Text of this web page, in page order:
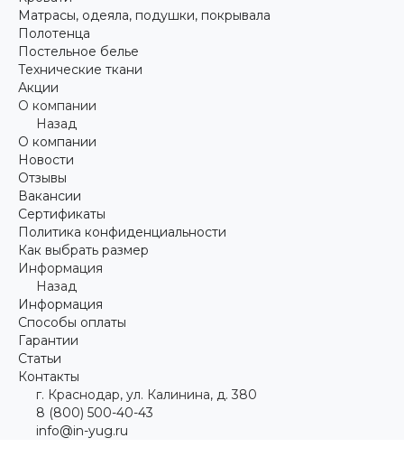
Матрасы, одеяла, подушки, покрывала
Полотенца
Постельное белье
Технические ткани
Акции
О компании
Назад
О компании
Новости
Отзывы
Вакансии
Сертификаты
Политика конфиденциальности
Как выбрать размер
Информация
Назад
Информация
Способы оплаты
Гарантии
Статьи
Контакты
г. Краснодар, ул. Калинина, д. 380
8 (800) 500-40-43
info@in-yug.ru